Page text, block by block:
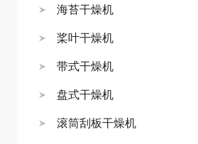
海苔干燥机
桨叶干燥机
带式干燥机
盘式干燥机
滚筒刮板干燥机